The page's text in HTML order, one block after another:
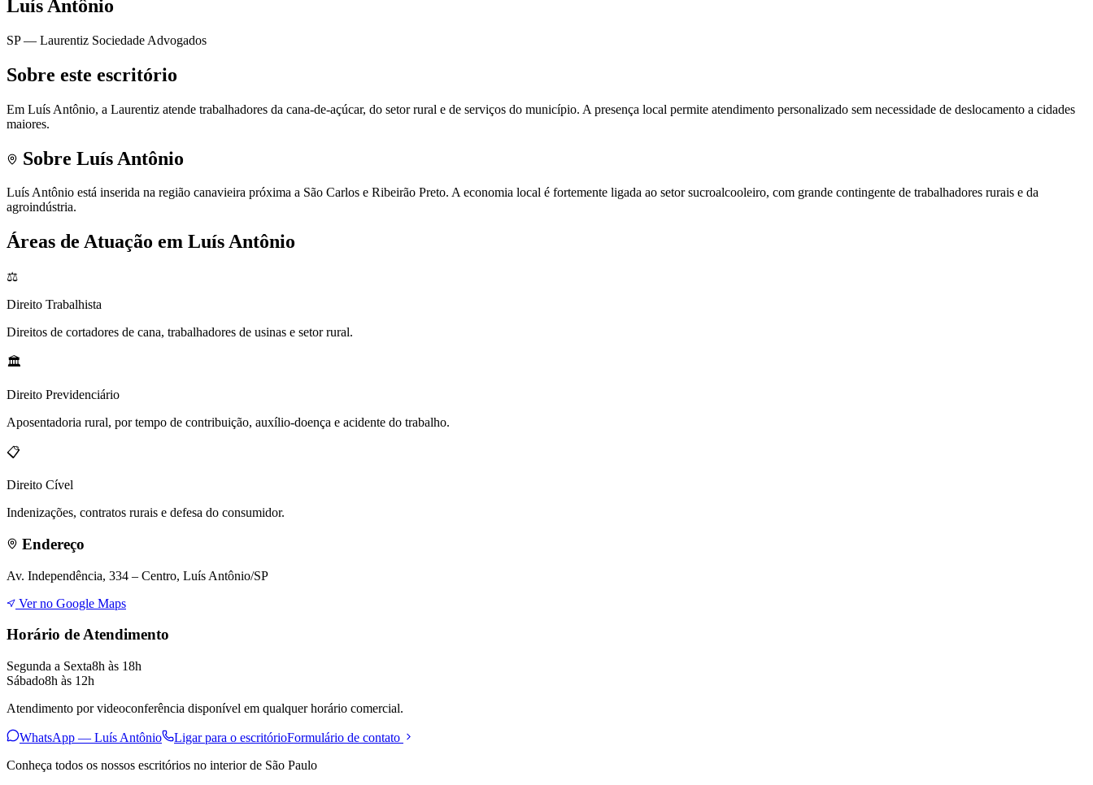
Luís Antônio
SP— Laurentiz Sociedade Advogados
Sobre este escritório
Em Luís Antônio, a Laurentiz atende trabalhadores da cana-de-açúcar, do setor rural e de serviços do município. A presença local permite atendimento personalizado sem necessidade de deslocamento a cidades
maiores.
Sobre Luís Antônio
Luís Antônio está inserida na região canavieira próxima a São Carlos e Ribeirão Preto. A economia local é fortemente ligada ao setor sucroalcooleiro, com grande contingente de trabalhadores rurais e da
agroindústria.
Áreas de Atuação em Luís Antônio
⚖️
Direito Trabalhista
Direitos de cortadores de cana, trabalhadores de usinas e setor rural.
🏛️
Direito Previdenciário
Aposentadoria rural, por tempo de contribuição, auxílio-doença e acidente do trabalho.
📋
Direito Cível
Indenizações, contratos rurais e defesa do consumidor.
Endereço
Av. Independência, 334 – Centro, Luís Antônio/SP
Ver no Google Maps
Horário de Atendimento
Segunda a Sexta8h às 18h
Sábado8h às 12h
Atendimento por videoconferência disponível em qualquer horário comercial.
WhatsApp — Luís Antônio Ligar para o escritórioFormulário de contato
Conheça todos os nossos escritórios no interior de São Paulo